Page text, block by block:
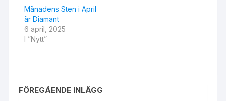
Månadens Sten i April
är Diamant
6 april, 2025
I ”Nytt”
FÖREGÅENDE INLÄGG